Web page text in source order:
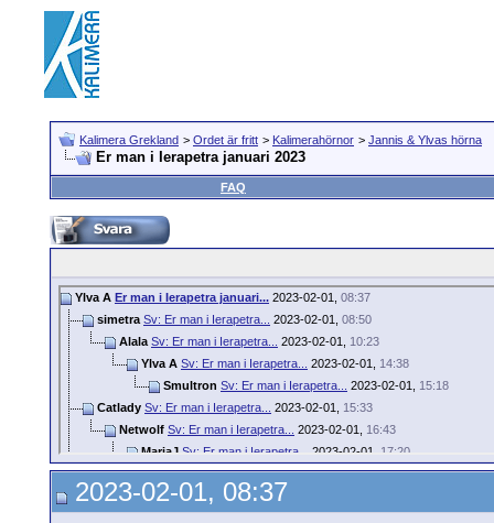
Kalimera Grekland > Ordet är fritt > Kalimerahörnor > Jannis & Ylvas hörna
Er man i Ierapetra januari 2023
FAQ
Ylva A Er man i Ierapetra januari... 2023-02-01, 08:37
simetra Sv: Er man i Ierapetra... 2023-02-01, 08:50
Alala Sv: Er man i Ierapetra... 2023-02-01, 10:23
Ylva A Sv: Er man i Ierapetra... 2023-02-01, 14:38
Smultron Sv: Er man i Ierapetra... 2023-02-01, 15:18
Catlady Sv: Er man i Ierapetra... 2023-02-01, 15:33
Netwolf Sv: Er man i Ierapetra... 2023-02-01, 16:43
MariaJ Sv: Er man i Ierapetra... 2023-02-01, 17:20
Sol och hav Sv: Er man i Ierapetra...2023-02-02,00:02
Alala
Sv: Er man i Ierapetra...
2023-02-01, 08:37